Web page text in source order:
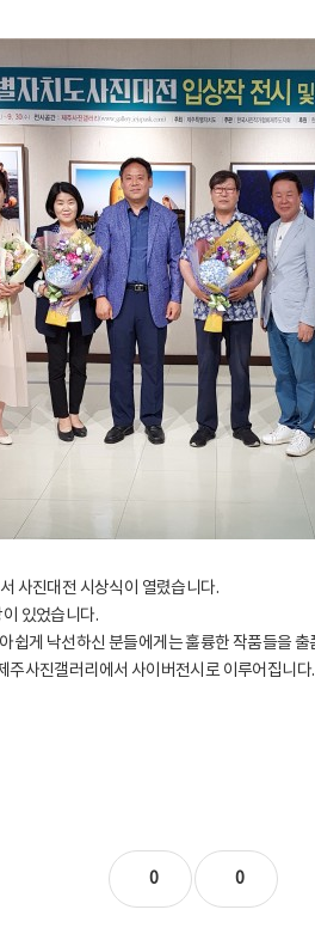
사진대전 시상식이 열렸습니다.
있었습니다.
쉽게 낙선하신 분들에게는 훌륭한 작품들을
사진갤러리에서 사이버전시로 이루어집니다.
0 0